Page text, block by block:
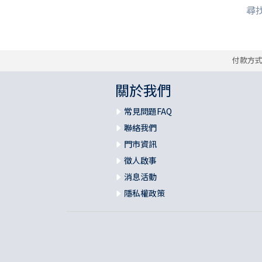
尋
付款方
關於我們
常見問題FAQ
聯絡我們
門市資訊
徵人啟事
消息活動
隱私權政策